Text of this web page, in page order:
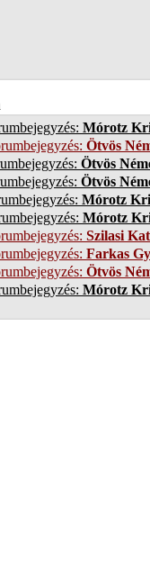
Mórotz
Ötvös
Ötvös
Ötvös
Mórotz
Mórotz
Szilasi
Farkas
Ötvös
Mórotz